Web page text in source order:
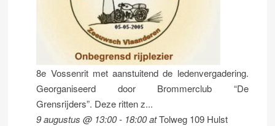
8e Vossenrit met aanstuitend de ledenvergadering.
Georganiseerd door Brommerclub “De
Grensrijders”. Deze ritten z...
9 augustus @ 13:00- 18:00atTolweg 109 Hulst